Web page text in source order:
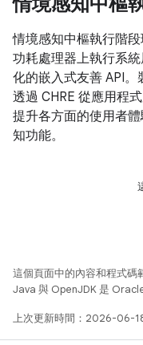
情境感知中樞執行階
功耗處理器上執行系
化的嵌入式友善 API
透過 CHRE 從應用程
提升各方面的使用者
知功能。
這個頁面中的內容和程式碼
Java 與 OpenJDK 是
上次更新時間：2026-06-18